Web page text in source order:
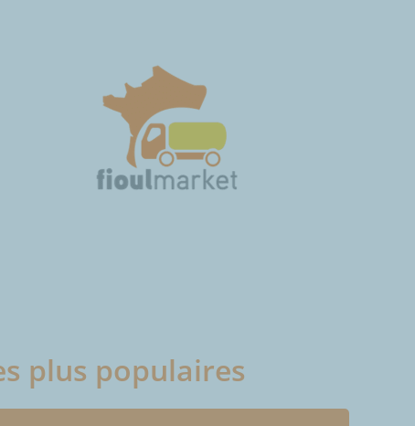
plus populaires